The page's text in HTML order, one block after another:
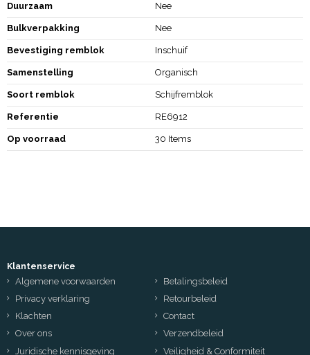
Duurzaam Nee
Bulkverpakking Nee
Bevestiging remblok Inschuif
Samenstelling Organisch
Soort remblok Schijfremblok
Referentie RE6912
Op voorraad 30 Items
Klantenservice
Algemene voorwaarden
Betalingsbeleid
Privacy verklaring
Retourbeleid
Klachten
Contact
Over ons
Verzendbeleid
Juridische kennisgeving
Veiligheid & Conformiteit